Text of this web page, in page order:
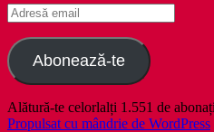
Adresă
email
Abonează-te
Alătură-te celorlalți 1.551 de
Propulsat cu mândrie de WordPress